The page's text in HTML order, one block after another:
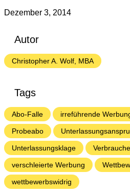
Dezember 3, 2014
Autor
Christopher A. Wolf, MBA
Tags
Abo-Falle irreführende
Probeabo
Unterlassungsklage
verschleierte Werbung
wettbewerbswidrig